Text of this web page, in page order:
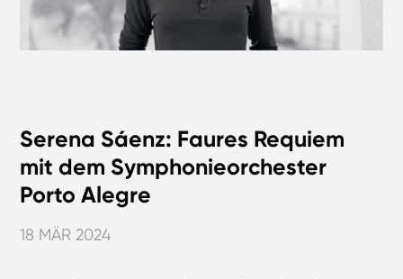
Serena Sáenz: Faures Requiem
mit dem Symphonieorchester
Porto Alegre
18 MÄR 2024